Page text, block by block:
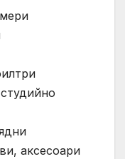
аксесоари